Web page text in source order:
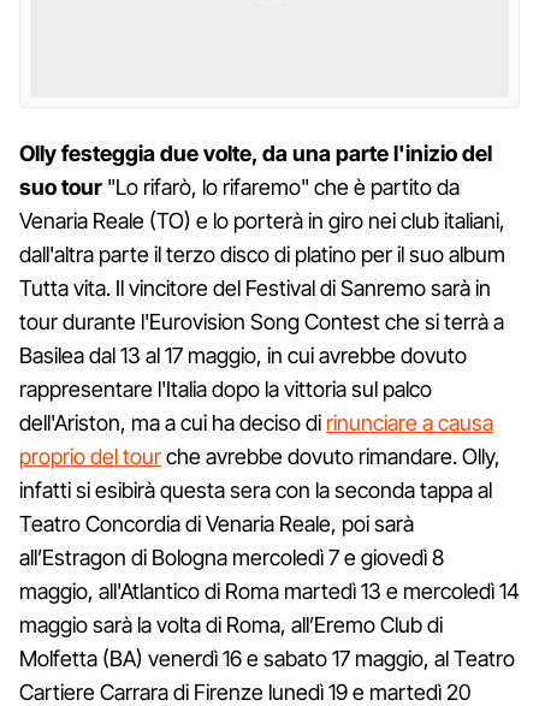
Olly festeggia due volte, da una parte l'inizio del
suo tour "Lo rifarò, lo rifaremo" che è partito da
Venaria Reale (TO) e lo porterà in giro nei club italiani,
dall'altra parte il terzo disco di platino per il suo album
Tutta vita. Il vincitore del Festival di Sanremo sarà in
tour durante l'Eurovision Song Contest che si terrà a
Basilea dal 13 al 17 maggio, in cui avrebbe dovuto
rappresentare l'Italia dopo la vittoria sul palco
dell'Ariston, ma a cui ha deciso di rinunciare a causa
proprio del tourche avrebbe dovuto rimandare. Olly,
infatti si esibirà questa sera con la seconda tappa al
Teatro Concordia di Venaria Reale, poi sarà
all’Estragon di Bologna mercoledì 7 e giovedì 8
maggio, all'Atlantico di Roma martedì 13 e mercoledì 14
maggio sarà la volta di Roma, all’Eremo Club di
Molfetta (BA) venerdì 16 e sabato 17 maggio, al Teatro
Cartiere Carrara di Firenze lunedì 19 e martedì 20